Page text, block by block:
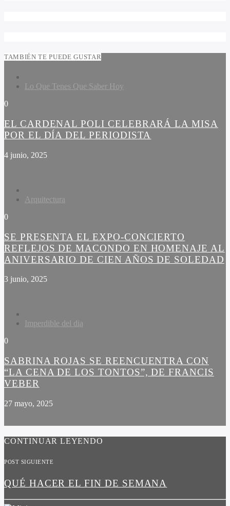
TAMBIÉN TE PUEDE GUSTAR
Lo Que Tenes Que Saber Hoy
0
EL CARDENAL POLI CELEBRARÁ LA MISA
POR EL DÍA DEL PERIODISTA
4 junio, 2025
Arquitectura
0
SE PRESENTA EL EXPO-CONCIERTO
REFLEJOS DE MACONDO EN HOMENAJE AL
ANIVERSARIO DE CIEN AÑOS DE SOLEDAD
3 junio, 2025
Imperdible del dia
0
SABRINA ROJAS SE REENCUENTRA CON
“LA CENA DE LOS TONTOS”, DE FRANCIS
VEBER
27 mayo, 2025
CONTINUAR LEYENDO
POST SIGUIENTE
QUÉ HACER EL FIN DE SEMANA